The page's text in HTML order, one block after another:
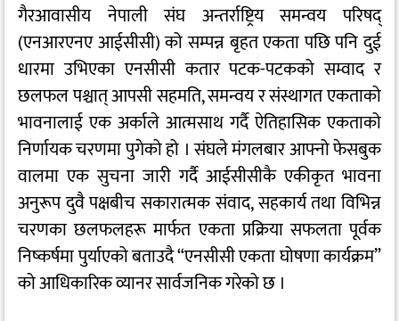
गैरआवासीय नेपाली संघ अन्तर्राष्ट्रिय समन्वय परिषद्
(एनआरएनए आईसीसी) को सम्पन्न बृहत एकता पछि पनि दुई
धारमा उभिएका एनसीसी कतार पटक-पटकको सम्वाद र
छलफल पश्चात् आपसी सहमति, समन्वय र संस्थागत एकताको
भावनालाई एक अर्काले आत्मसाथ गर्दै ऐतिहासिक एकताको
निर्णायक चरणमा पुगेको हो । संघले मंगलबार आफ्नो फेसबुक
वालमा एक सुचना जारी गर्दै आईसीसीकै एकीकृत भावना
अनुरूप दुवै पक्षबीच सकारात्मक संवाद, सहकार्य तथा विभिन्न
चरणका छलफलहरू मार्फत एकता प्रक्रिया सफलता पूर्वक
निष्कर्षमा पुर्याएको बताउदै “एनसीसी एकता घोषणा कार्यक्रम”
को आधिकारिक व्यानर सार्वजनिक गरेको छ ।